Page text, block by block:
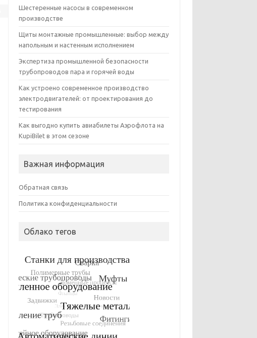
Шестеренные насосы в современном
производстве
Щиты монтажные промышленные: выбор между
напольным и настенным исполнением
Экспертиза промышленной безопасности
трубопроводов пара и горячей воды
Как устроено современное производство
электродвигателей: от проектирования до
тестирования
Как выгодно купить авиабилеты Аэрофлота на
KupiBilet в этом сезоне
Важная информация
Обратная связь
Политика конфиденциальности
Облако тегов